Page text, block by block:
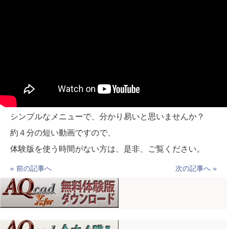
シンプルなメニューで、分かり易いと思いませんか？
約４分の短い動画ですので、
体験版を使う時間がない方は、是非、ご覧ください。
« 前の記事へ 次の記事へ »